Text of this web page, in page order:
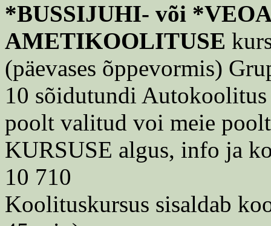
*BUSSIJUHI- või
AMETIKOOLITUSE
(päevases õppevormis)
10 sõidutundi
poolt valitud voi meie
KURSUSE algus, info ja
10 710
Koolituskursus sisaldab